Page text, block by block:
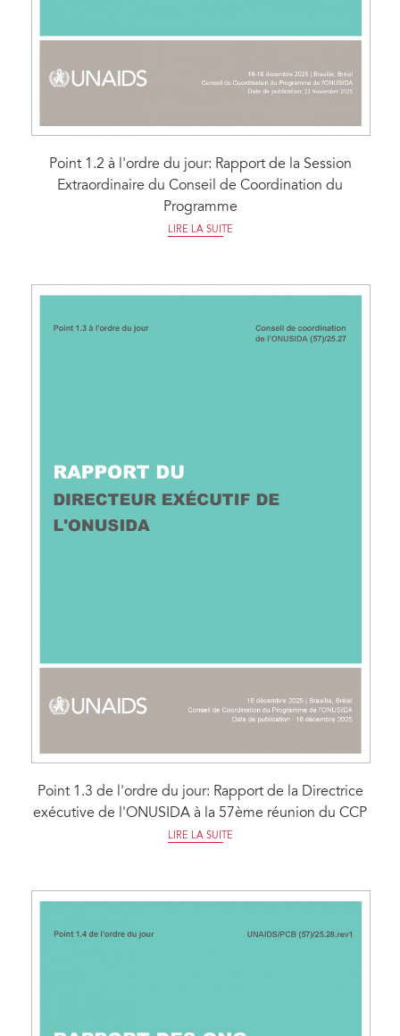
Point 1.2 à l'ordre du jour: Rapport de la Session
Extraordinaire du Conseil de Coordination du
Programme
LIRE LA SUITE
Point 1.3 de l'ordre du jour: Rapport de la Directrice
exécutive de l'ONUSIDA à la 57ème réunion du CCP
LIRE LA SUITE